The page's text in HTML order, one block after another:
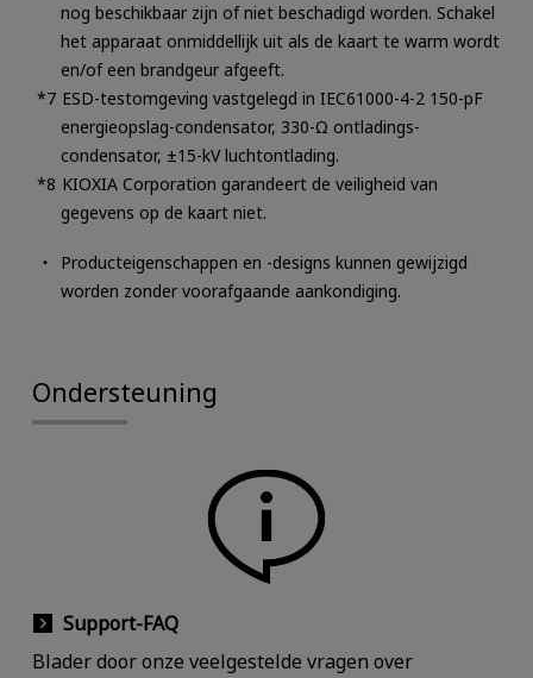
nog beschikbaar zijn of niet beschadigd worden. Schakel
het apparaat onmiddellijk uit als de kaart te warm wordt
en/of een brandgeur afgeeft.
ESD-testomgeving vastgelegd in IEC61000-4-2 150-pF
energieopslag-condensator, 330-Ω ontladings-
condensator, ±15-kV luchtontlading.
KIOXIA Corporation garandeert de veiligheid van
gegevens op de kaart niet.
Producteigenschappen en -designs kunnen gewijzigd
worden zonder voorafgaande aankondiging.
Ondersteuning
Support-FAQ
Blader door onze veelgestelde vragen over